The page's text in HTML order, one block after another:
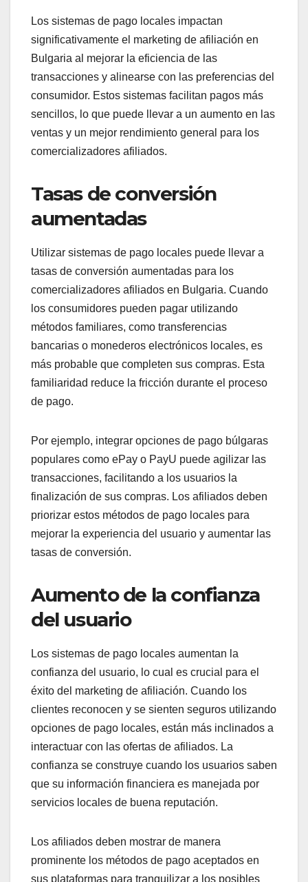
Los sistemas de pago locales impactan
significativamente el marketing de afiliación en
Bulgaria al mejorar la eficiencia de las
transacciones y alinearse con las preferencias del
consumidor. Estos sistemas facilitan pagos más
sencillos, lo que puede llevar a un aumento en las
ventas y un mejor rendimiento general para los
comercializadores afiliados.
Tasas de conversión
aumentadas
Utilizar sistemas de pago locales puede llevar a
tasas de conversión aumentadas para los
comercializadores afiliados en Bulgaria. Cuando
los consumidores pueden pagar utilizando
métodos familiares, como transferencias
bancarias o monederos electrónicos locales, es
más probable que completen sus compras. Esta
familiaridad reduce la fricción durante el proceso
de pago.
Por ejemplo, integrar opciones de pago búlgaras
populares como ePay o PayU puede agilizar las
transacciones, facilitando a los usuarios la
finalización de sus compras. Los afiliados deben
priorizar estos métodos de pago locales para
mejorar la experiencia del usuario y aumentar las
tasas de conversión.
Aumento de la confianza
del usuario
Los sistemas de pago locales aumentan la
confianza del usuario, lo cual es crucial para el
éxito del marketing de afiliación. Cuando los
clientes reconocen y se sienten seguros utilizando
opciones de pago locales, están más inclinados a
interactuar con las ofertas de afiliados. La
confianza se construye cuando los usuarios saben
que su información financiera es manejada por
servicios locales de buena reputación.
Los afiliados deben mostrar de manera
prominente los métodos de pago aceptados en
sus plataformas para tranquilizar a los posibles